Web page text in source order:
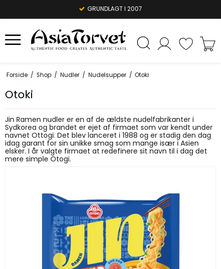
GRUNDLAGT I 2007
Forside / Shop / Nudler / Nudelsupper / Otoki
Otoki
Jin Ramen nudler er en af de ældste nudelfabrikanter i
Sydkorea og brandet er ejet af firmaet som var kendt under
navnet Ottogi. Det blev lanceret i 1988 og er stadig den dag
idag garant for sin unikke smag som mange især i Asien
elsker. I år valgte firmaet at redefinere sit navn til i dag det
mere simple Otogi.